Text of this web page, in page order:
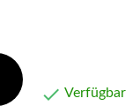
 Verfügbar